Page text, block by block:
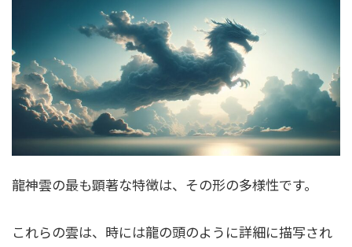
龍神雲の最も顕著な特徴は、その形の多様性です。
これらの雲は、時には龍の頭のように詳細に描写され